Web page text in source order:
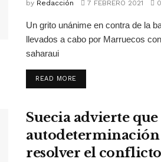
by Redacción 7 FEBRERO 2021 0
Un grito unánime en contra de la
llevados a cabo por Marruecos
saharaui
READ MORE
Suecia advierte que
autodeterminación
resolver el